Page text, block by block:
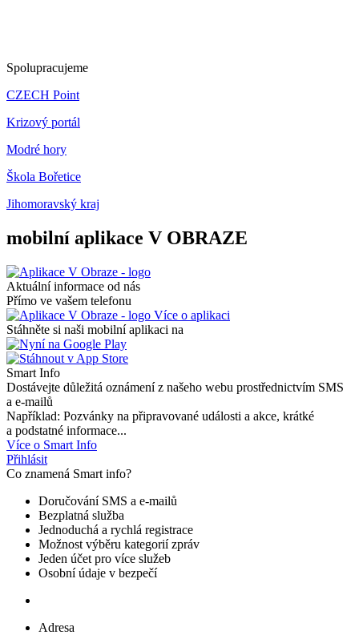
Spolupracujeme
CZECH Point
Krizový portál
Modré hory
Škola Bořetice
Jihomoravský kraj
mobilní aplikace V OBRAZE
Aktuální informace od nás
Přímo ve vašem telefonu
Více o aplikaci
Stáhněte si naši mobilní aplikaci na
Smart Info
Dostávejte důležitá oznámení z našeho webu prostřednictvím SMS
a e-mailů
Například: Pozvánky na připravované události a akce, krátké
a podstatné informace...
Více o Smart Info
Přihlásit
Co znamená Smart info?
Doručování SMS a e-mailů
Bezplatná služba
Jednoduchá a rychlá registrace
Možnost výběru kategorií zpráv
Jeden účet pro více služeb
Osobní údaje v bezpečí
Adresa